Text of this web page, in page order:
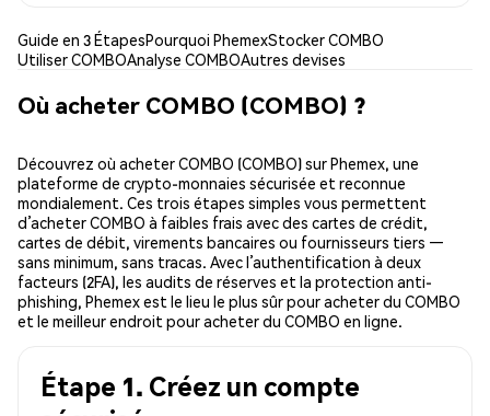
Guide en 3 ÉtapesPourquoi PhemexStocker COMBO
Utiliser COMBOAnalyse COMBOAutres devises
Où acheter COMBO (COMBO) ?
Découvrez où acheter COMBO (COMBO) sur Phemex, une
plateforme de crypto-monnaies sécurisée et reconnue
mondialement. Ces trois étapes simples vous permettent
d’acheter COMBO à faibles frais avec des cartes de crédit,
cartes de débit, virements bancaires ou fournisseurs tiers —
sans minimum, sans tracas. Avec l’authentification à deux
facteurs (2FA), les audits de réserves et la protection anti-
phishing, Phemex est le lieu le plus sûr pour acheter du COMBO
et le meilleur endroit pour acheter du COMBO en ligne.
Étape 1. Créez un compte